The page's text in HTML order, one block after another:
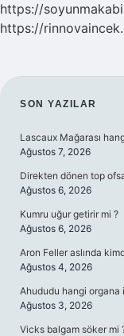
https://
https://
SON YAZILAR
Lascaux Mağarası
Ağustos 7, 2026
Direkten dönen top
Ağustos 6, 2026
Kumru uğur getirir mi ?
Ağustos 6, 2026
Aron Feller aslında
Ağustos 4, 2026
Ahududu hangi organa
Ağustos 3, 2026
Vicks balgam söker mi